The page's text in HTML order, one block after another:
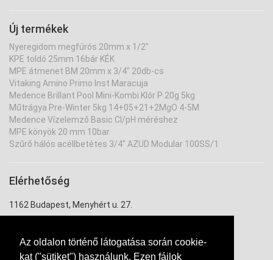
Az oldalon történő látogatása során cookie-
kat ("sütiket") használunk. Ezen fájlok
Új termékek
Nyeregidom megfúrós 20mm x 1/2"
KPE toldó 25mm 16bár KÉK
MPE átmenet BM 20mm x 3/4" 20db-cs
Vitaking Amino Primo Inst Maracuja
Medence Brillant Pool Mini-Kombi Klór P 20g 5kg
Műtrágya Pre-Winter 5kg 14+05+21+2MgO 4-5M
Medence Vízelemző Basic Cl/pH méréshez
MPE könyök 20 mm 10bar
Szűrő hálós acéllbetétes 3/4" AZUD Modular 100SS/1
Elérhetőség
1162 Budapest, Menyhért u. 27.
+36 20 334 7943